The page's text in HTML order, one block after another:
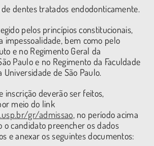
dentes tratados endodonticamente.
pelos princípios constitucionais,
impessoalidade, bem como pelo
e no Regimento Geral da
Paulo e no Regimento da Faculdade
Universidade de São Paulo.
deverão ser feitos,
meio do link
gr/admissao, no período acima
o candidato preencher os dados
e anexar os seguintes documentos: